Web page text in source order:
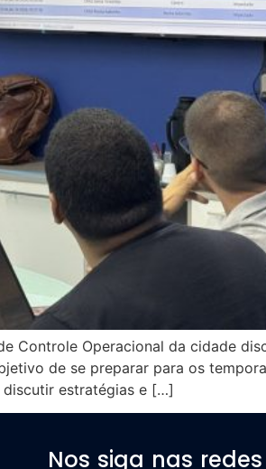
Controle Operacional da cidade
de se preparar para os
discutir estratégias e […]
Nos siga nas